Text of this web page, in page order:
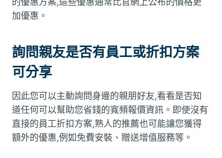
加優惠。
詢問親友是否有員工或折扣方案
可分享
因此您可以主動詢問身邊的親朋好友,看看是否知
道任何可以幫助您省錢的寬頻報價資訊。即使沒有
直接的員工折扣方案,熟人的推薦也可能讓您獲得
額外的優惠,例如免費安裝、贈送增值服務等。